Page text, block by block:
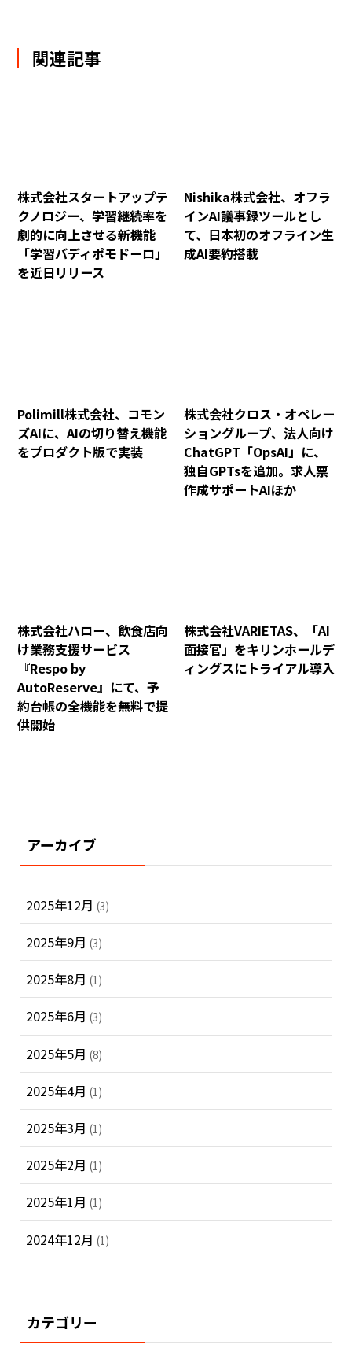
関連記事
株式会社スタートアップテ
クノロジー、学習継続率を
劇的に向上させる新機能
「学習バディポモドーロ」
を近日リリース
Nishika株式会社、オフラ
インAI議事録ツールとし
て、日本初のオフライン生
成AI要約搭載
Polimill株式会社、コモン
ズAIに、AIの切り替え機能
をプロダクト版で実装
株式会社クロス・オペレー
ショングループ、法人向け
ChatGPT「OpsAI」に、
独自GPTsを追加。求人票
作成サポートAIほか
株式会社ハロー、飲食店向
け業務支援サービス
『Respo by
AutoReserve』にて、予
約台帳の全機能を無料で提
供開始
株式会社VARIETAS、「AI
面接官」をキリンホールデ
ィングスにトライアル導入
アーカイブ
2025年12月 (3)
2025年9月 (3)
2025年8月 (1)
2025年6月 (3)
2025年5月 (8)
2025年4月 (1)
2025年3月 (1)
2025年2月 (1)
2025年1月 (1)
2024年12月 (1)
カテゴリー